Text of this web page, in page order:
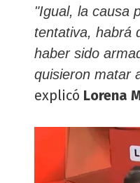
"Igual, la causa
tentativa, habrá
haber sido
quisieron matar
explicó Lorena